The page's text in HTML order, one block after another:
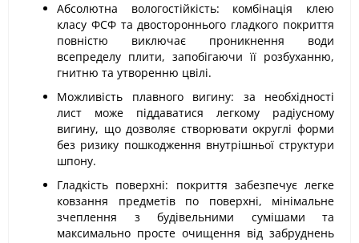
Абсолютна вологостійкість: комбінація клею
класу ФСФ та двостороннього гладкого покриття
повністю виключає проникнення води
всепределу плити, запобігаючи її розбуханню,
гнитню та утворенню цвілі.
Можливість плавного вигину: за необхідності
лист може піддаватися легкому радіусному
вигину, що дозволяє створювати округлі форми
без ризику пошкодження внутрішньої структури
шпону.
Гладкість поверхні: покриття забезпечує легке
ковзання предметів по поверхні, мінімальне
зчеплення з будівельними сумішами та
максимально просте очищення від забруднень